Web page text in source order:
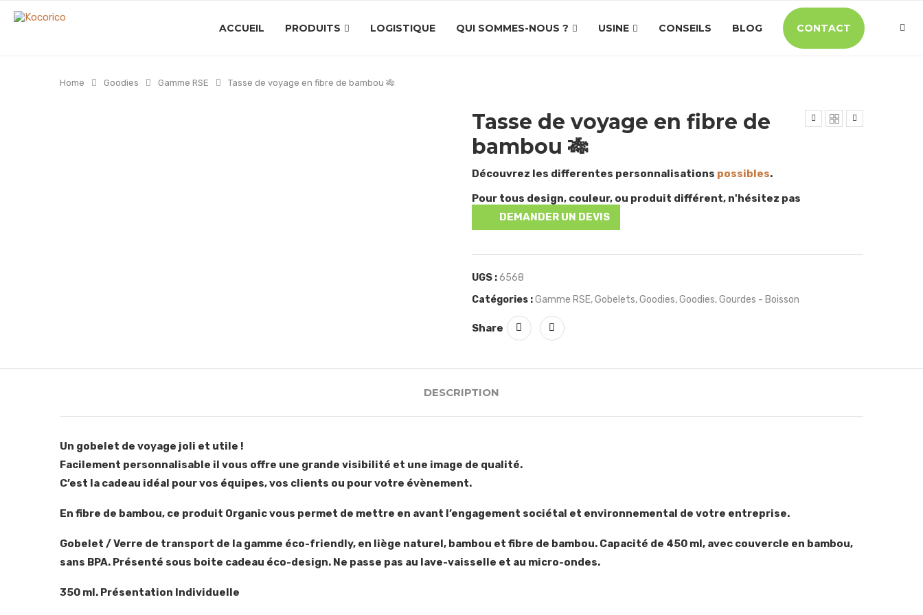
ACCUEIL PRODUITS LOGISTIQUE QUI SOMMES-NOUS ? USINE CONSEILS BLOG CONTACT
Home Goodies Gamme RSE Tasse de voyage en fibre de bambou 🎋
Tasse de voyage en fibre de
bambou 🎋
Découvrez les differentes personnalisations possibles.
Pour tous design, couleur, ou produit différent, n'hésitez pas
DEMANDER UN DEVIS
UGS :6568
Catégories :Gamme RSE,Gobelets,Goodies,Goodies,Gourdes - Boisson
Share
DESCRIPTION
Un gobelet de voyage joli et utile !
Facilement personnalisable il vous offre une grande visibilité et une image de qualité.
C’est la cadeau idéal pour vos équipes, vos clients ou pour votre évènement.
En fibre de bambou, ce produit Organic vous permet de mettre en avant l’engagement sociétal et environnemental de votre entreprise.
Gobelet / Verre de transport de la gamme éco-friendly, en liège naturel, bambou et fibre de bambou. Capacité de 450 ml, avec couvercle en bambou,
sans BPA. Présenté sous boite cadeau éco-design. Ne passe pas au lave-vaisselle et au micro-ondes.
350 ml. Présentation Individuelle